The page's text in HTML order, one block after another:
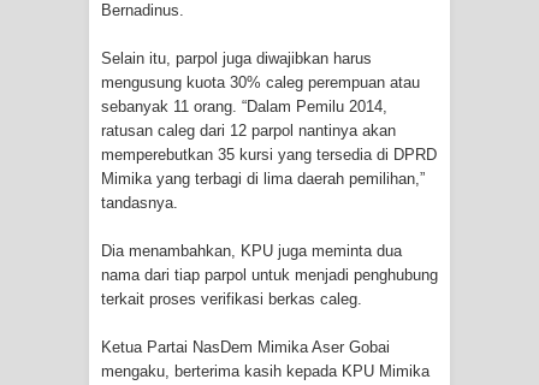
Mama-Mama Pasar Lama Sentani
Protes Tumpukan Sampah dengan
Menghambur ke Tengah Jalan
Hilangnya Agustina Ester Bonsapia
Marthen Medlama Sebut Pemprov
Bernadinus.
Selain itu, parpol juga diwajibkan harus
mengusung kuota 30% caleg perempuan atau
sebanyak 11 orang. “Dalam Pemilu 2014,
ratusan caleg dari 12 parpol nantinya akan
memperebutkan 35 kursi yang tersedia di DPRD
Mimika yang terbagi di lima daerah pemilihan,”
tandasnya.
Dia menambahkan, KPU juga meminta dua
nama dari tiap parpol untuk menjadi penghubung
terkait proses verifikasi berkas caleg.
Ketua Partai NasDem Mimika Aser Gobai
mengaku, berterima kasih kepada KPU Mimika